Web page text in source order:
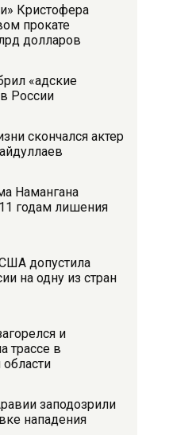
Кристофера
прокате
долларов
«адские
России
скончался актер
Намангана
годам лишения
допустила
на одну из стран
и
трассе в
заподозрили
нападения